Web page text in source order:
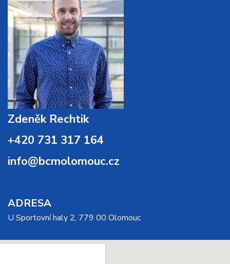
Zdeněk Rechtik
+420 731 317 164
info@bcmolomouc.cz
ADRESA
U Sportovní haly 2, 779 00 Olomouc